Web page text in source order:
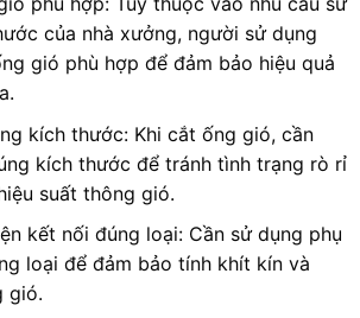
của nhà xưởng, người sử dụng
gió phù hợp để đảm bảo hiệu quả
kích thước: Khi cắt ống gió, cần
kích thước để tránh tình trạng rò rỉ
suất thông gió.
kết nối đúng loại: Cần sử dụng phụ
loại để đảm bảo tính khít kín và
gió.